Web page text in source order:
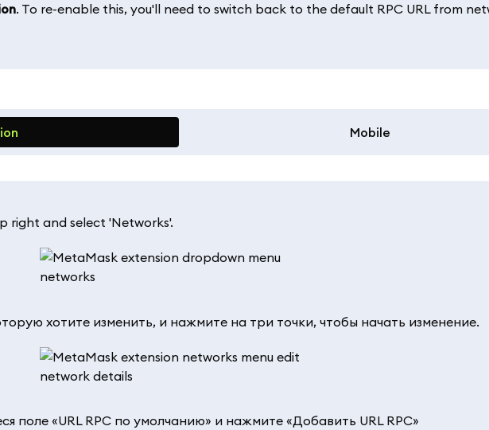
. To re-enable this, you'll need to switch back to the default RPC URL from
Mobile
right and select 'Networks'.
хотите изменить, и нажмите на три точки, чтобы начать изменение.
поле «URL RPC по умолчанию» и нажмите «Добавить URL RPC»